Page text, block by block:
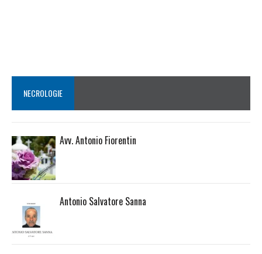
NECROLOGIE
Avv. Antonio Fiorentin
Antonio Salvatore Sanna